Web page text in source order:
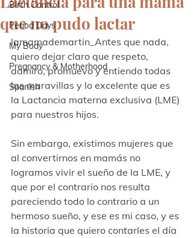
Birth Control
Period Days
My Body
Pregnancy & Motherhood
Spanish
que no pudo lactar
lamamademartin_Antes que nada,
quiero dejar claro que respeto,
admiro, promuevo y entiendo todas
las maravillas y lo excelente que es
la Lactancia materna exclusiva (LME)
para nuestros hijos.
Sin embargo, existimos mujeres que
al convertirnos en mamás no
logramos vivir el sueño de la LME, y
que por el contrario nos resulta
pareciendo todo lo contrario a un
hermoso sueño, y ese es mi caso, y es
la historia que quiero contarles el día